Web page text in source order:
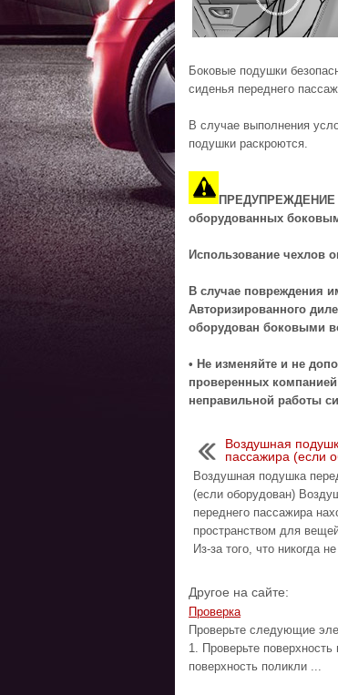
Боковые подушки
сиденья переднего
В случае выполнения
подушки раскроются.
ПРЕДУПРЕЖДЕНИЕ •
оборудованных
Использование чехлов
В случае повреждения
Авторизированного
оборудован боковыми
• Не изменяйте и не
проверенных
неправильной работы
Воздушная
пассажира (если
Воздушная подушка
(если оборудован)
переднего пассажира
пространством для
Из-за того, что никогда
Другое на сайте:
Проверка
Проверьте следующие
1. Проверьте
поверхность поликли ...